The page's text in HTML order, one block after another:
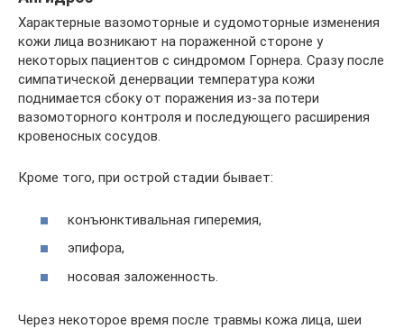
Характерные вазомоторные и судомоторные изменения
кожи лица возникают на пораженной стороне у
некоторых пациентов с синдромом Горнера. Сразу после
симпатической денервации температура кожи
поднимается сбоку от поражения из-за потери
вазомоторного контроля и последующего расширения
кровеносных сосудов.
Кроме того, при острой стадии бывает:
конъюнктивальная гиперемия,
эпифора,
носовая заложенность.
Через некоторое время после травмы кожа лица, шеи